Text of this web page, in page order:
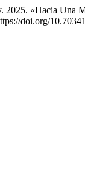
2025. «Hacia Una
doi.org/